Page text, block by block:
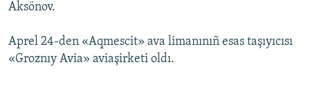
Aksönov.
Aprel 24-den «Aqmescit» ava limanınıñ esas taşıyıcısı
«Groznıy Avia» aviaşirketi oldı.